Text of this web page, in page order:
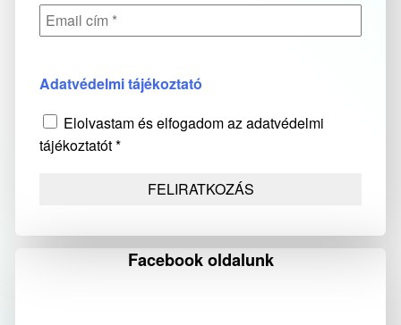
Adatvédelmi tájékoztató
Elolvastam és elfogadom az adatvédelmi
tájékoztatót *
Facebook oldalunk